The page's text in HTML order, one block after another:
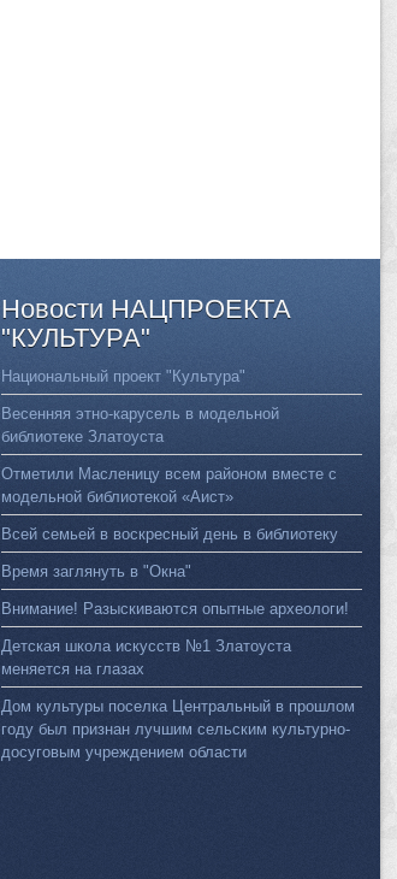
Новости НАЦПРОЕКТА
"КУЛЬТУРА"
Национальный проект "Культура"
Весенняя этно-карусель в модельной
библиотеке Златоуста
Отметили Масленицу всем районом вместе с
модельной библиотекой «Аист»
Всей семьей в воскресный день в библиотеку
Время заглянуть в "Окна"
Внимание! Разыскиваются опытные археологи!
Детская школа искусств №1 Златоуста
меняется на глазах
Дом культуры поселка Центральный в прошлом
году был признан лучшим сельским культурно-
досуговым учреждением области